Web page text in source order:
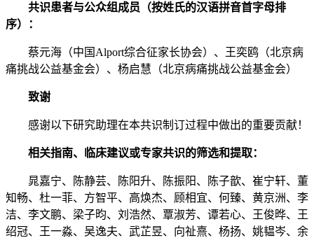
共识患者与公众组成员（按姓氏的汉语拼音首字母排
序）：
蔡元海（中国Alport综合征家长协会）、王奕鸥（北京病
痛挑战公益基金会）、杨启慧（北京病痛挑战公益基金会）
致谢
感谢以下研究助理在本共识制订过程中做出的重要贡献！
相关指南、临床建议或专家共识的筛选和提取：
晁嘉宁、陈静芸、陈阳升、陈振阳、陈子歆、崔宁轩、董
知畅、杜一菲、方智平、高焕杰、顾相宜、何臻、黄京洲、李
洁、李文鹏、梁子昀、刘浩然、覃淑芳、谭若心、王俊晔、王
绍冠、王一淼、吴逸夫、武芷昱、向祉熹、杨扬、姚韫岑、余